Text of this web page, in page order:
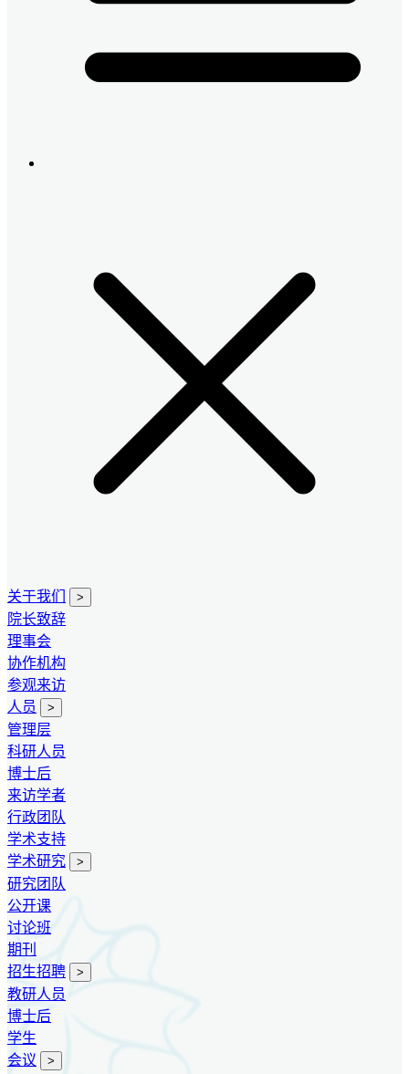
关于我们 >
院长致辞
理事会
协作机构
参观来访
人员
>
管理层
科研人员
博士后
来访学者
行政团队
学术支持
学术研究
>
研究团队
公开课
讨论班
期刊
招生招聘
>
教研人员
博士后
学生
会议
>